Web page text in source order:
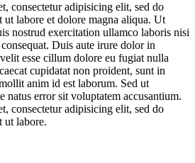
consectetur adipisicing elit, sed do
labore et dolore magna aliqua. Ut
nostrud exercitation ullamco laboris nisi
Duis aute irure dolor in
esse cillum dolore eu fugiat nulla
cupidatat non proident, sunt in
anim id est laborum. Sed ut
natus error sit voluptatem accusantium.
consectetur adipisicing elit, sed do
ut labore.